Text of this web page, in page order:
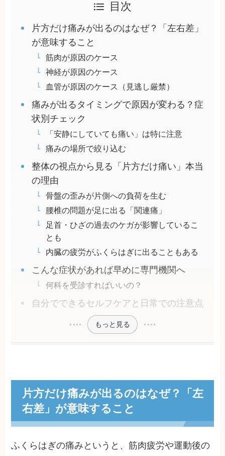
目次
片方だけ痛みが出るのはなぜ？「左右差」
が意味すること
筋肉が原因のケース
神経が原因のケース
血管が原因のケース（見逃し厳禁）
痛みが出るタイミングで原因が変わる？症
状別チェック
「安静にしていても痛い」は特に注意
痛みの場所で絞り込む
整体の視点から見る「片方だけ痛い」本当
の理由
骨盤の歪みが片側への負荷を生む
腰椎の問題が足に出る「関連痛」
足首・ひざの過去のケガが影響しているこ
とも
内臓の疲労がふくらはぎに出ることもある
こんな症状があれば早めに専門機関へ
何科を受診すればいいの？
自分でできるセルフケアと日常での注意点
もっと見る
片方だけ痛みが出るのはなぜ？「左
右差」が意味すること
ふくらはぎの痛みというと、筋肉疲労や運動後の